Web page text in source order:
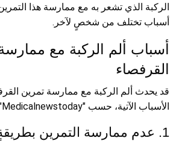
الركبة الذي تشعر به مع ممارسة هذا
أسباب تختلف من شخصٍ لآخر.
أسباب ألم الركبة مع
القرفصاء
قد يحدث ألم الركبة مع ممارسة تمرين
الأسباب الآتية، حسب "Medicalnewstoday":
1. عدم ممارسة التمرين بطريقةٍ صحيحة: